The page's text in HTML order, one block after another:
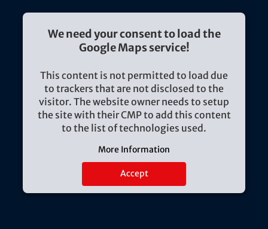
We need your consent to load the
Google Maps service!
This content is not permitted to load due
to trackers that are not disclosed to the
visitor. The website owner needs to setup
the site with their CMP to add this content
to the list of technologies used.
More Information
Accept